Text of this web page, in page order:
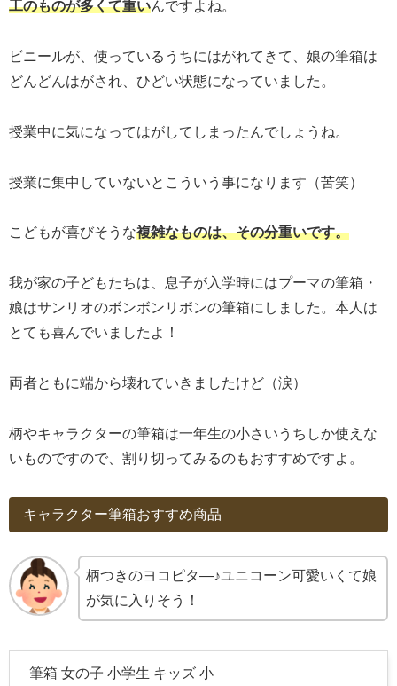
工のものが多くて重いんですよね。
ビニールが、使っているうちにはがれてきて、娘の筆箱は
どんどんはがされ、ひどい状態になっていました。
授業中に気になってはがしてしまったんでしょうね。
授業に集中していないとこういう事になります（苦笑）
こどもが喜びそうな複雑なものは、その分重いです。
我が家の子どもたちは、息子が入学時にはプーマの筆箱・
娘はサンリオのボンボンリボンの筆箱にしました。本人は
とても喜んでいましたよ！
両者ともに端から壊れていきましたけど（涙）
柄やキャラクターの筆箱は一年生の小さいうちしか使えな
いものですので、割り切ってみるのもおすすめですよ。
キャラクター筆箱おすすめ商品
柄つきのヨコピタ―♪ユニコーン可愛いくて娘
が気に入りそう！
筆箱 女の子 小学生 キッズ 小